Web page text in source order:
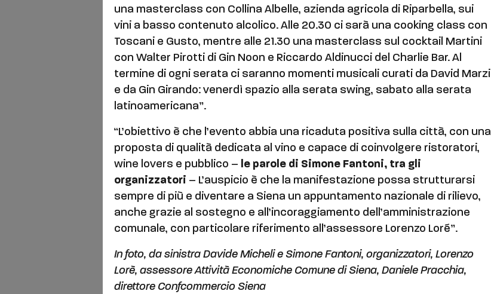
una masterclass con Collina Albelle, azienda agricola di Riparbella, sui
vini a basso contenuto alcolico. Alle 20.30 ci sarà una cooking class con
Toscani e Gusto, mentre alle 21.30 una masterclass sul cocktail Martini
con Walter Pirotti di Gin Noon e Riccardo Aldinucci del Charlie Bar. Al
termine di ogni serata ci saranno momenti musicali curati da David Marzi
e da Gin Girando: venerdì spazio alla serata swing, sabato alla serata
latinoamericana”.
“L’obiettivo è che l’evento abbia una ricaduta positiva sulla città, con una
proposta di qualità dedicata al vino e capace di coinvolgere ristoratori,
wine lovers e pubblico – le parole di Simone Fantoni, tra gli
organizzatori – L’auspicio è che la manifestazione possa strutturarsi
sempre di più e diventare a Siena un appuntamento nazionale di rilievo,
anche grazie al sostegno e all’incoraggiamento dell’amministrazione
comunale, con particolare riferimento all’assessore Lorenzo Loré”.
In foto, da sinistra Davide Micheli e Simone Fantoni, organizzatori, Lorenzo
Lorè, assessore Attività Economiche Comune di Siena, Daniele Pracchia,
direttore Confcommercio Siena